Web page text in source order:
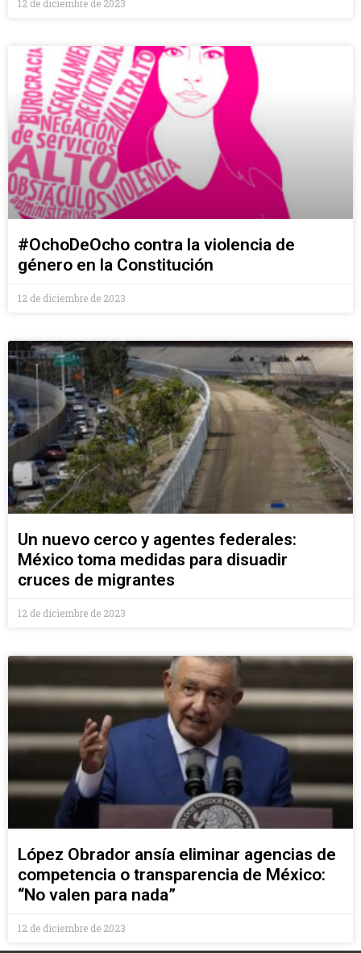
12 de diciembre de 2023
#OchoDeOcho contra la violencia de
género en la Constitución
12 de diciembre de 2023
Un nuevo cerco y agentes federales:
México toma medidas para disuadir
cruces de migrantes
12 de diciembre de 2023
López Obrador ansía eliminar agencias de
competencia o transparencia de México:
“No valen para nada”
12 de diciembre de 2023